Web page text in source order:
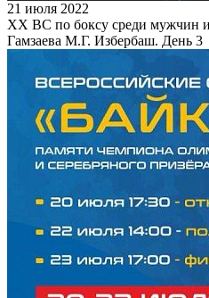
21 июля 2022
XX ВС по боксу среди мужчин
Гамзаева М.Г. Избербаш. День 3